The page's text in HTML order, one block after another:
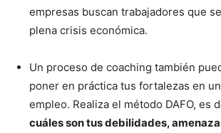
empresas buscan trabajadores que
plena crisis económica.
Un proceso de coaching también
poner en práctica tus fortalezas en
empleo. Realiza el método DAFO, es
cuáles son tus debilidades,